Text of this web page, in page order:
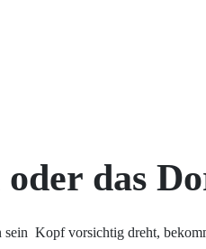
das
Kopf vorsichtig dreht,